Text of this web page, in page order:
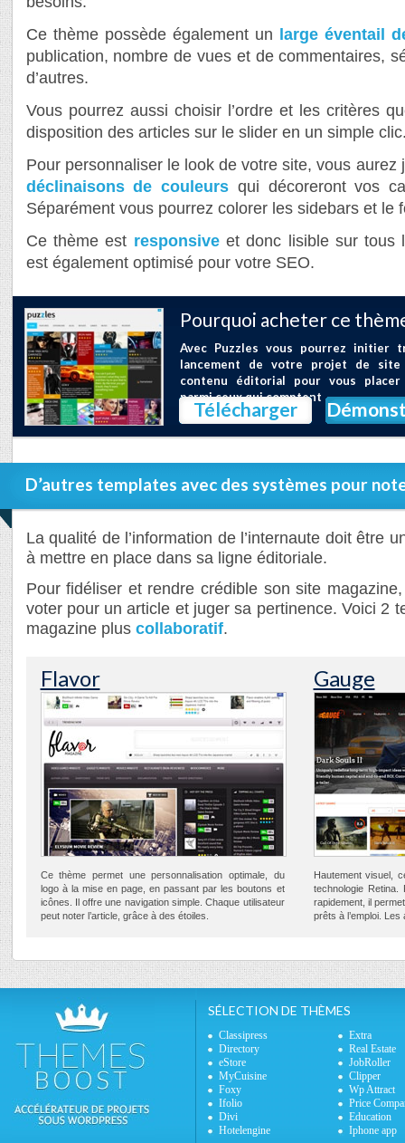
Ce thème possède également un large éventail
publication, nombre de vues et de commentaires,
d’autres.
Vous pourrez aussi choisir l’ordre et les critères
disposition des articles sur le slider en un simple
Pour personnaliser le look de votre site, vous
déclinaisons de couleurs qui décoreront vos
Séparément vous pourrez colorer les sidebars et le
Ce thème est responsiveet donc lisible sur tous
est également optimisé pour votre SEO.
Pourquoi acheter ce
Avec Puzzles vous pourrez initier
lancement de votre projet de site
contenu éditorial pour vous
parmi ceux qui comptent
Télécharger
D’autres templates avec des systèmes pour
La qualité de l’information de l’internaute doit être
à mettre en place dans sa ligne éditoriale.
Pour fidéliser et rendre crédible son site
voter pour un article et juger sa pertinence. Voici 2
magazine plus collaboratif.
Flavor
Ce thème permet une personnalisation optimale, du
logo à la mise en page, en passant par les boutons et
icônes. Il offre une navigation simple. Chaque utilisateur
peut noter l’article, grâce à des étoiles.
Gauge
Hautement visuel,
technologie Retina.
rapidement, il
prêts à l’emploi.
SÉLECTION DE THÈMES
Classipress
Extra
Directory
Real Estate
eStore
JobRoller
MyCuisine
Clipper
Foxy
Wp Attract
Ifolio
Price
Divi
Education
Hotelengine
Iphone app